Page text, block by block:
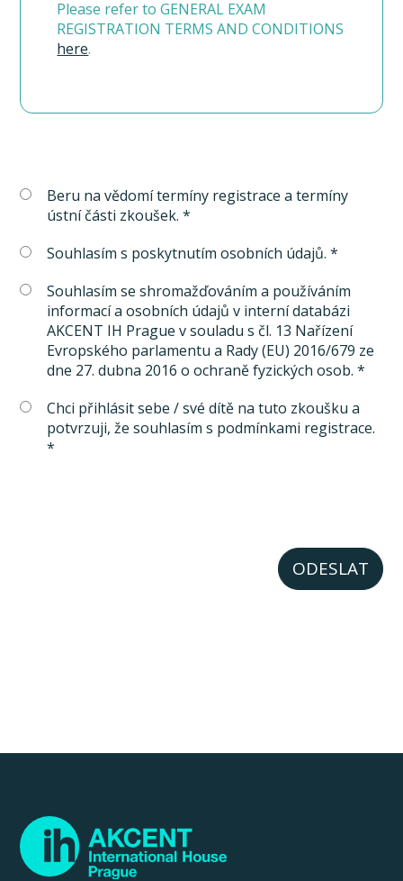
Please refer to GENERAL EXAM
REGISTRATION TERMS AND CONDITIONS
here.
Beru na vědomí termíny registrace a termíny
ústní části zkoušek. *
Souhlasím s poskytnutím osobních údajů. *
Souhlasím se shromažďováním a používáním
informací a osobních údajů v interní databázi
AKCENT IH Prague v souladu s čl. 13 Nařízení
Evropského parlamentu a Rady (EU) 2016/679 ze
dne 27. dubna 2016 o ochraně fyzických osob. *
Chci přihlásit sebe / své dítě na tuto zkoušku a
potvrzuji, že souhlasím s podmínkami registrace.
*